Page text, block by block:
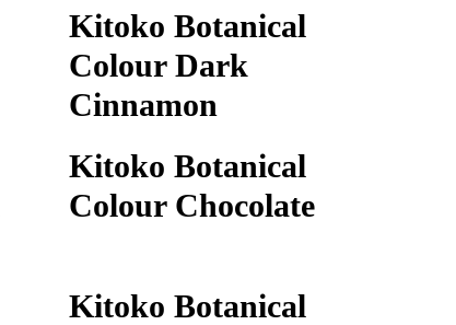
Kitoko Botanical
Colour Dark
Cinnamon
Kitoko Botanical
Colour Chocolate
Kitoko Botanical